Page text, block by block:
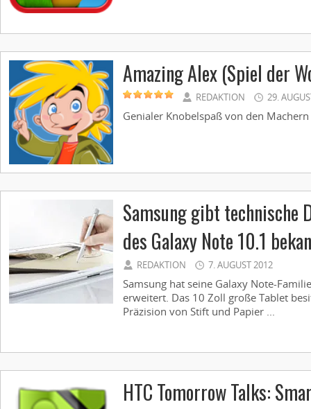
Amazing Alex (Spiel der
REDAKTION 29.
Genialer Knobelspaß von den
Samsung gibt technische
des Galaxy Note 10.1
REDAKTION 7. AUGUST 2012
Samsung hat seine Galaxy Note-
erweitert. Das 10 Zoll große Tablet
Präzision von Stift und Papier ...
HTC Tomorrow Talks: